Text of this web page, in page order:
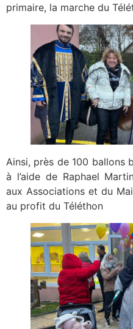
primaire, la marche du
Ainsi, près de 100 ballons
à l’aide de Raphael
aux Associations et du
au profit du Téléthon